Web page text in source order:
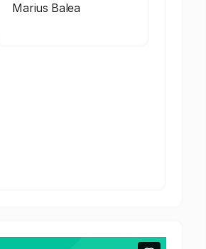
Marius Balea